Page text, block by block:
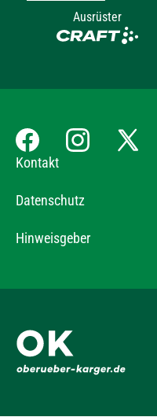
Ausrüster
Kontakt
Datenschutz
Hinweisgeber